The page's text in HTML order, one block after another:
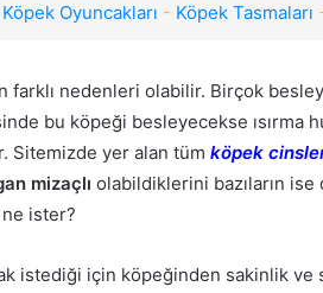
Köpek Oyuncakları - Köpek Tasmaları
farklı nedenleri olabilir. Birçok
bu köpeği besleyecekse ısırma
Sitemizde yer alan tüm köpek
mizaçlı olabildiklerini bazıların
ister?
istediği için köpeğinden sakinlik